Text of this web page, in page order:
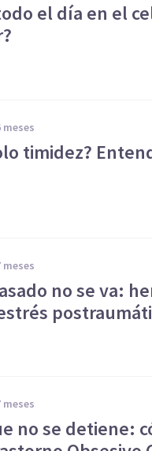
el día en el
meses
timidez?
meses
no se va:
meses
no se detiene: